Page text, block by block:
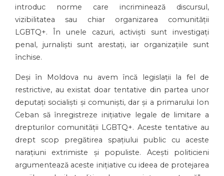
introduc norme care incriminează discursul,
vizibilitatea sau chiar organizarea comunității
LGBTQ+. În unele cazuri, activiști sunt investigați
penal, jurnaliști sunt arestați, iar organizațiile sunt
închise.
Deși în Moldova nu avem încă legislații la fel de
restrictive, au existat doar tentative din partea unor
deputați socialiști și comuniști, dar și a primarului Ion
Ceban să înregistreze inițiative legale de limitare a
drepturilor comunității LGBTQ+. Aceste tentative au
drept scop pregătirea spațiului public cu aceste
narațiuni extrimiste și populiste. Acești politicieni
argumentează aceste inițiative cu ideea de protejarea